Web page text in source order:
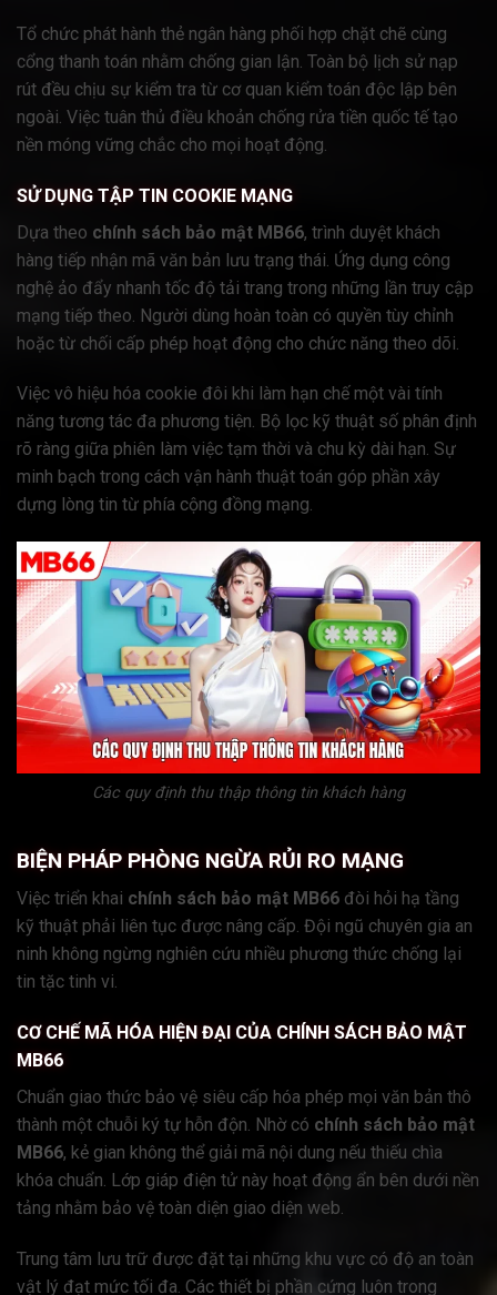
Tổ chức phát hành thẻ ngân hàng phối hợp chặt chẽ cùng
cổng thanh toán nhằm chống gian lận. Toàn bộ lịch sử nạp
rút đều chịu sự kiểm tra từ cơ quan kiểm toán độc lập bên
ngoài. Việc tuân thủ điều khoản chống rửa tiền quốc tế tạo
nền móng vững chắc cho mọi hoạt động.
SỬ DỤNG TẬP TIN COOKIE MẠNG
Dựa theo chính sách bảo mật MB66, trình duyệt khách
hàng tiếp nhận mã văn bản lưu trạng thái. Ứng dụng công
nghệ ảo đẩy nhanh tốc độ tải trang trong những lần truy cập
mạng tiếp theo. Người dùng hoàn toàn có quyền tùy chỉnh
hoặc từ chối cấp phép hoạt động cho chức năng theo dõi.
Việc vô hiệu hóa cookie đôi khi làm hạn chế một vài tính
năng tương tác đa phương tiện. Bộ lọc kỹ thuật số phân định
rõ ràng giữa phiên làm việc tạm thời và chu kỳ dài hạn. Sự
minh bạch trong cách vận hành thuật toán góp phần xây
dựng lòng tin từ phía cộng đồng mạng.
Các quy định thu thập thông tin khách hàng
BIỆN PHÁP PHÒNG NGỪA RỦI RO MẠNG
Việc triển khai chính sách bảo mật MB66 đòi hỏi hạ tầng
kỹ thuật phải liên tục được nâng cấp. Đội ngũ chuyên gia an
ninh không ngừng nghiên cứu nhiều phương thức chống lại
tin tặc tinh vi.
CƠ CHẾ MÃ HÓA HIỆN ĐẠI CỦA CHÍNH SÁCH BẢO MẬT
MB66
Chuẩn giao thức bảo vệ siêu cấp hóa phép mọi văn bản thô
thành một chuỗi ký tự hỗn độn. Nhờ có chính sách bảo mật
MB66, kẻ gian không thể giải mã nội dung nếu thiếu chìa
khóa chuẩn. Lớp giáp điện tử này hoạt động ẩn bên dưới nền
tảng nhằm bảo vệ toàn diện giao diện web.
Trung tâm lưu trữ được đặt tại những khu vực có độ an toàn
vật lý đạt mức tối đa. Các thiết bị phần cứng luôn trong